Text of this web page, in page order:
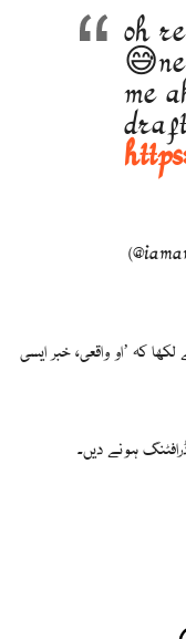
oh
me
کہ ’او واقعی، خبر ایسی
ہونے دیں۔